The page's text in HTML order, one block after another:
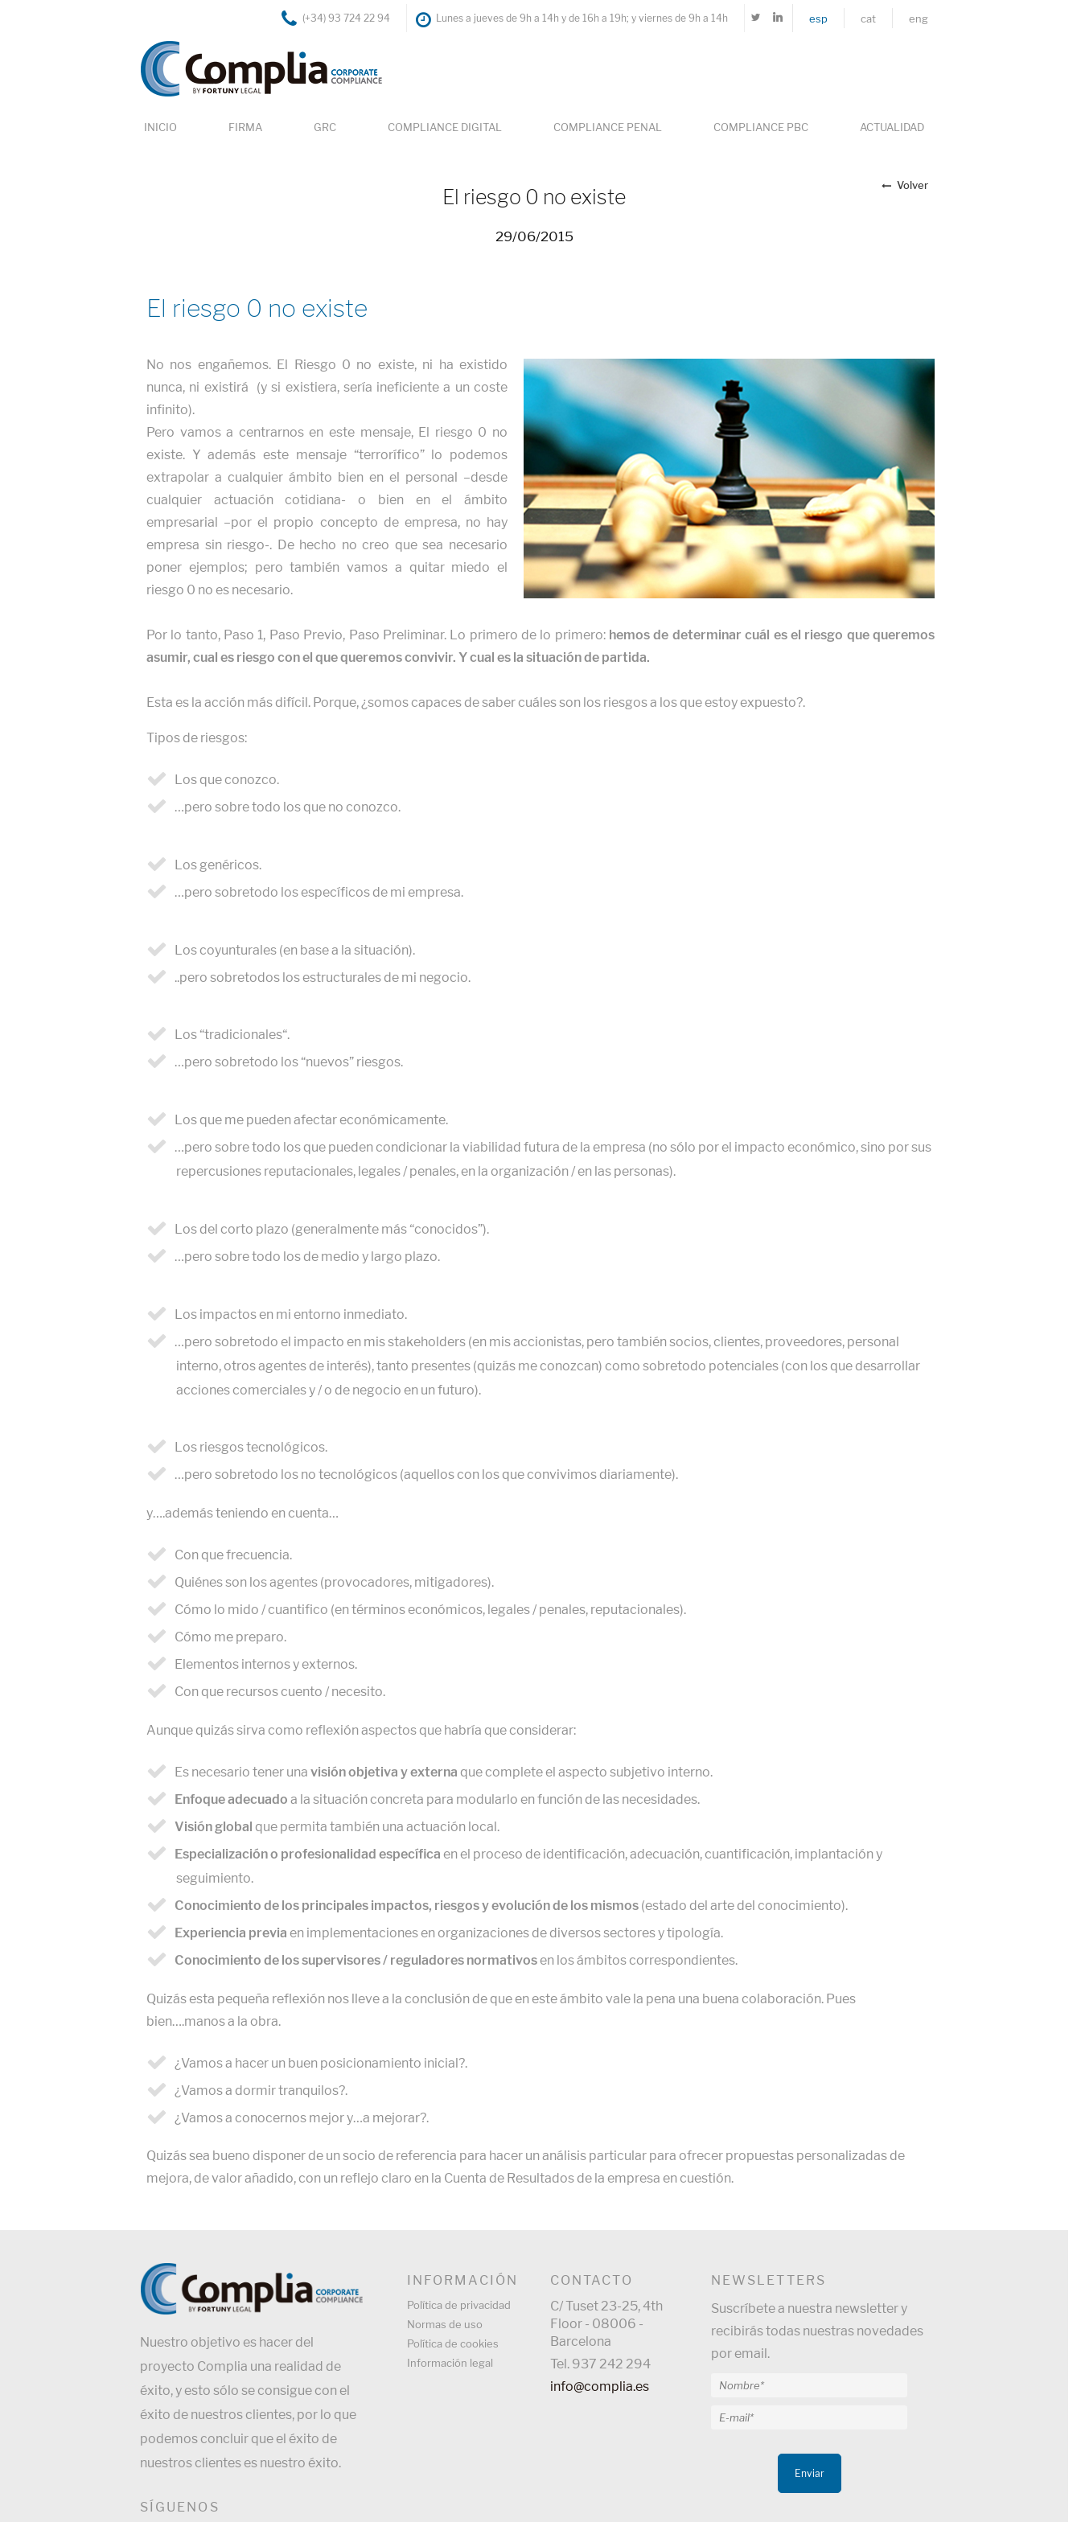
esp cat eng
(+34) 93 724 22 94 Lunes a jueves de 9h a 14h y de 16h a 19h; y viernes de 9h a 14h
INICIO FIRMA GRC COMPLIANCE DIGITAL COMPLIANCE PENAL COMPLIANCE PBC ACTUALIDAD
Volver
El riesgo 0 no existe
29/06/2015
El riesgo 0 no existe
No nos engañemos. El Riesgo 0 no existe, ni ha existido
nunca, ni existirá (y si existiera, sería ineficiente a un coste
infinito).
Pero vamos a centrarnos en este mensaje, El riesgo 0 no
existe. Y además este mensaje “terrorífico” lo podemos
extrapolar a cualquier ámbito bien en el personal –desde
cualquier actuación cotidiana- o bien en el ámbito
empresarial –por el propio concepto de empresa, no hay
empresa sin riesgo-. De hecho no creo que sea necesario
poner ejemplos; pero también vamos a quitar miedo el
riesgo 0 no es necesario.
Por lo tanto, Paso 1, Paso Previo, Paso Preliminar. Lo primero de lo primero: hemos de determinar cuál es el riesgo que queremos
asumir, cual es riesgo con el que queremos convivir. Y cual es la situación de partida.
Esta es la acción más difícil. Porque, ¿somos capaces de saber cuáles son los riesgos a los que estoy expuesto?.
Tipos de riesgos:
Los que conozco.
…pero sobre todo los que no conozco.
Los genéricos.
…pero sobretodo los específicos de mi empresa.
Los coyunturales (en base a la situación).
..pero sobretodos los estructurales de mi negocio.
Los “tradicionales“.
…pero sobretodo los “nuevos” riesgos.
Los que me pueden afectar económicamente.
…pero sobre todo los que pueden condicionar la viabilidad futura de la empresa (no sólo por el impacto económico, sino por sus
repercusiones reputacionales, legales / penales, en la organización / en las personas).
Los del corto plazo (generalmente más “conocidos”).
…pero sobre todo los de medio y largo plazo.
Los impactos en mi entorno inmediato.
…pero sobretodo el impacto en mis stakeholders (en mis accionistas, pero también socios, clientes, proveedores, personal
interno, otros agentes de interés), tanto presentes (quizás me conozcan) como sobretodo potenciales (con los que desarrollar
acciones comerciales y / o de negocio en un futuro).
Los riesgos tecnológicos.
…pero sobretodo los no tecnológicos (aquellos con los que convivimos diariamente).
y….además teniendo en cuenta…
Con que frecuencia.
Quiénes son los agentes (provocadores, mitigadores).
Cómo lo mido / cuantifico (en términos económicos, legales / penales, reputacionales).
Cómo me preparo.
Elementos internos y externos.
Con que recursos cuento / necesito.
Aunque quizás sirva como reflexión aspectos que habría que considerar:
Es necesario tener una visión objetiva y externa que complete el aspecto subjetivo interno.
Enfoque adecuado a la situación concreta para modularlo en función de las necesidades.
Visión global que permita también una actuación local.
Especialización o profesionalidad específica en el proceso de identificación, adecuación, cuantificación, implantación y
seguimiento.
Conocimiento de los principales impactos, riesgos y evolución de los mismos (estado del arte del conocimiento).
Experiencia previa en implementaciones en organizaciones de diversos sectores y tipología.
Conocimiento de los supervisores / reguladores normativosen los ámbitos correspondientes.
Quizás esta pequeña reflexión nos lleve a la conclusión de que en este ámbito vale la pena una buena colaboración. Pues
bien….manos a la obra.
¿Vamos a hacer un buen posicionamiento inicial?.
¿Vamos a dormir tranquilos?.
¿Vamos a conocernos mejor y…a mejorar?.
Quizás sea bueno disponer de un socio de referencia para hacer un análisis particular para ofrecer propuestas personalizadas de
mejora, de valor añadido, con un reflejo claro en la Cuenta de Resultados de la empresa en cuestión.
Nuestro objetivo es hacer del
proyecto Complia una realidad de
éxito, y esto sólo se consigue con el
éxito de nuestros clientes, por lo que
podemos concluir que el éxito de
nuestros clientes es nuestro éxito.
INFORMACIÓN
Política de privacidad
Normas de uso
Política de cookies
Información legal
SÍGUENOS
CONTACTO
C/ Tuset 23-25, 4th
Floor - 08006 -
Barcelona
Tel. 937 242 294
info@complia.es
NEWSLETTERS
Suscríbete a nuestra newsletter y
recibirás todas nuestras novedades
por email.
Enviar